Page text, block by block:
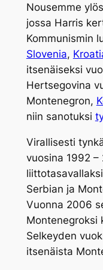
Nousemme
jossa Harris
Kommunismin
Slovenia,
itsenäiseksi
Hertsegovina
Montenegron,
niin sanotuksi
Virallisesti
vuosina 1992
Serbian ja
Vuonna 2006
Montenegroksi
Selkeyden
itsenäista